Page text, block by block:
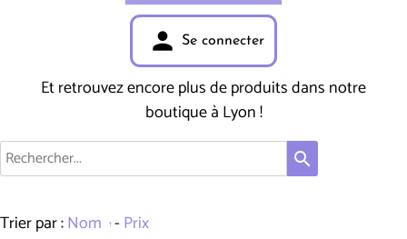
person Se connecter
Et retrouvez encore plus de produits dans notre
boutique à Lyon !
search
Trier par :Nom -Prix